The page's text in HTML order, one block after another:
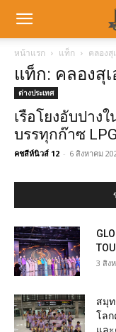
หน้าแรก แท็ก คลองสุ
แท็ก: คลองสุ
ต่างประเทศ
เรือโยงอับปาง
บรรทุกก๊าซ
คชสีห์นิวส์ 12 - 6 สิงหาคม
3 สิง
สมุ
โลก